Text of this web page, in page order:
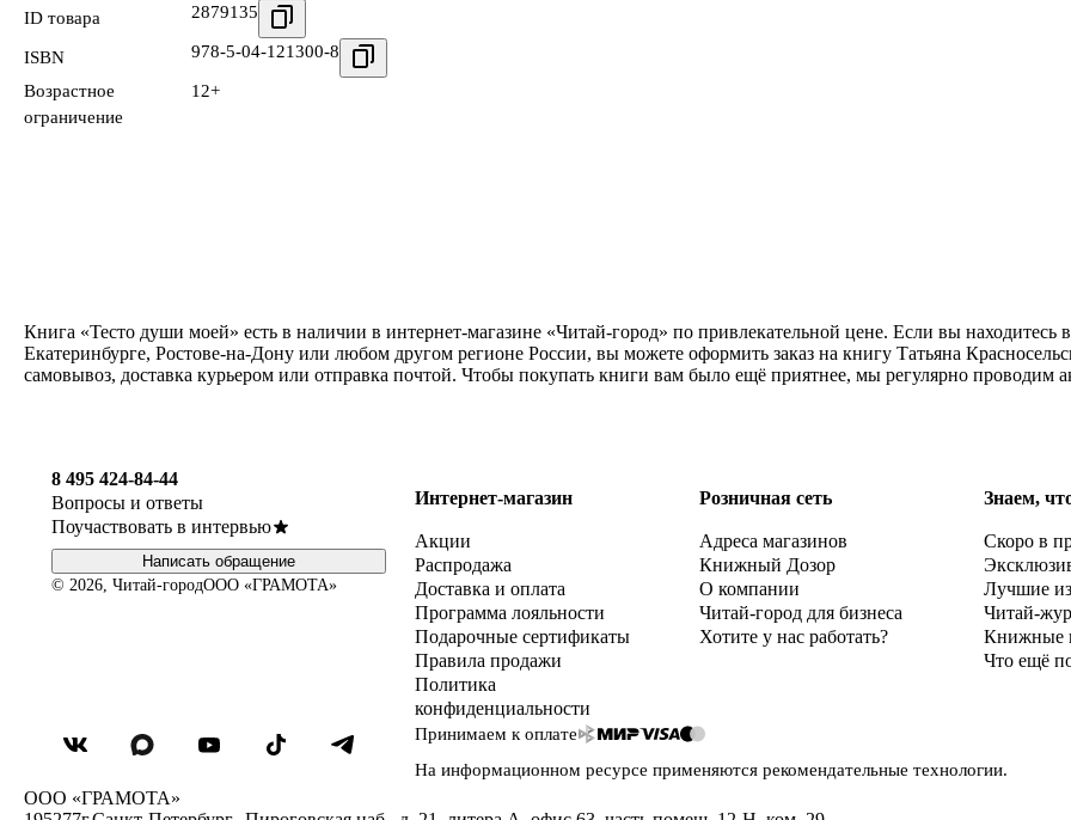
ID товара
2879135
ISBN 978-5-04-121300-8
Возрастное
ограничение
12+
Книга «Тесто души моей» есть в наличии в интернет-магазине «Читай-город» по привлекательной цене. Если вы
Екатеринбурге, Ростове-на-Дону или любом другом регионе России, вы можете оформить заказ на книгу Татьяна
самовывоз, доставка курьером или отправка почтой. Чтобы покупать книги вам было ещё приятнее, мы регулярно проводим
8 495 424-84-44
Вопросы и ответы
Поучаствовать в интервью
Написать обращение
© 2026, Читай-городООО «ГРАМОТА»
Интернет-магазин
Акции
Распродажа
Доставка и оплата
Программа лояльности
Подарочные сертификаты
Правила продажи
Политика
конфиденциальности
Розничная сеть
Адреса магазинов
Книжный Дозор
О компании
Читай-город для бизнеса
Хотите у нас работать?
Знаем,
Скоро в
Лучшие
Читай-
Книжные
Что ещё
Принимаем к оплате
На информационном ресурсе применяются рекомендательные технологии.
ООО «ГРАМОТА»